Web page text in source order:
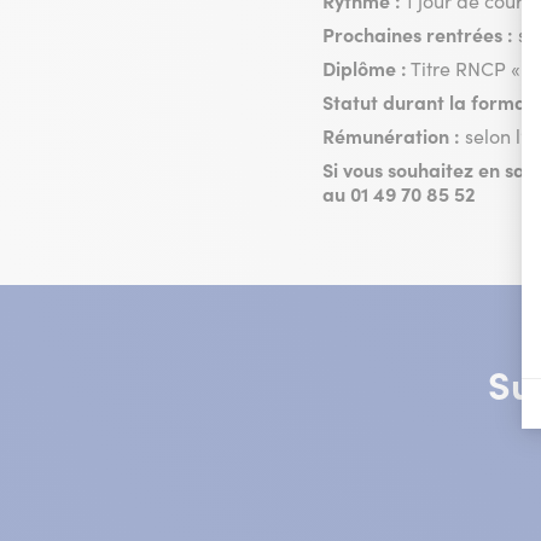
Prochaines rentrées :
Diplôme : Titre RNCP «
Statut durant la
Rémunération : selon
Si vous souhaitez en
au 01 49 70 85 52